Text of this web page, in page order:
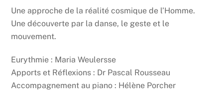
Une approche de la réalité cosmique de l’Homme.
Une découverte par la danse, le geste et le
mouvement.
Eurythmie : Maria Weulersse
Apports et Réflexions : Dr Pascal Rousseau
Accompagnement au piano : Hélène Porcher